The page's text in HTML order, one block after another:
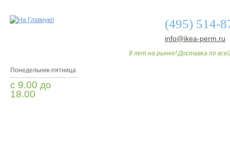
(495) 514-
info@ikea-perm.ru
8 лет на рынке! Доставка по
Понедельник-пятница
с 9.00 до
18.00